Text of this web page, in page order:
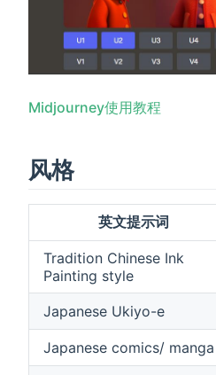
Midjourney使用教程
风格
英文提示词
Tradition Chinese Ink
Painting style
Japanese Ukiyo-e
Japanese comics/ manga